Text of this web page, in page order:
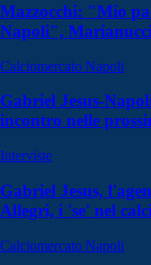
Mazzocchi: "Mio
Napoli",
Calciomercato Napoli
Gabriel Jesus-
incontro nelle
Interviste
Gabriel Jesus,
Allegri, i 'se' nel
Calciomercato Napoli